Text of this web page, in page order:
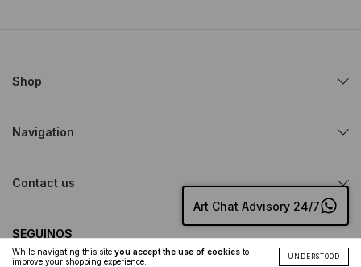
While navigating this site you accept the use of cookies to
improve your shopping experience.
UNDERSTOOD
Art Chat Advisory 24/7
Shop
Navigation
Contact us
SEGUINOS